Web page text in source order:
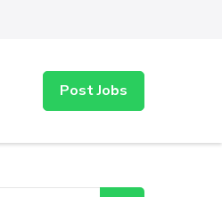
Post Jobs